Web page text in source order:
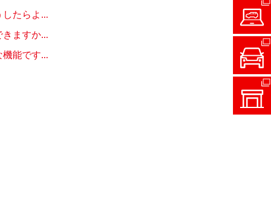
たらよ...
ますか...
能です...